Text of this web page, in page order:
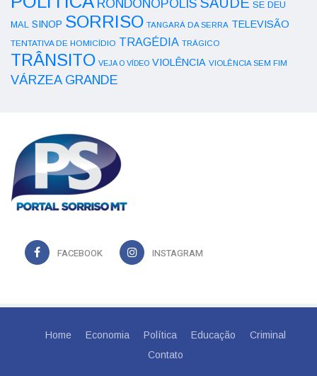
RONDONÓPOLIS
SE DEU
MAL SINOP SORRISO TANGARÁ DA SERRA TELEVISÃO
TENTATIVA DE HOMICÍDIO TRAGÉDIA TRÁGICO
TRÂNSITO VEJA O VÍDEO VIOLÊNCIA VIOLÊNCIA SEM FIM
VÁRZEA GRANDE
FACEBOOK INSTAGRAM
Home Economia Política Educação
Criminal
Contato